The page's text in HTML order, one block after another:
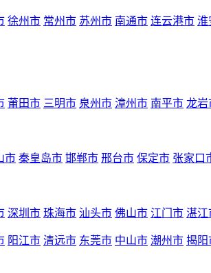
徐州市 常州市 苏州市 南通市 连云港市 淮
莆田市 三明市 泉州市 漳州市 南平市 龙岩
市 秦皇岛市 邯郸市 邢台市 保定市 张家口
深圳市 珠海市 汕头市 佛山市 江门市 湛江
阳江市 清远市 东莞市 中山市 潮州市 揭阳